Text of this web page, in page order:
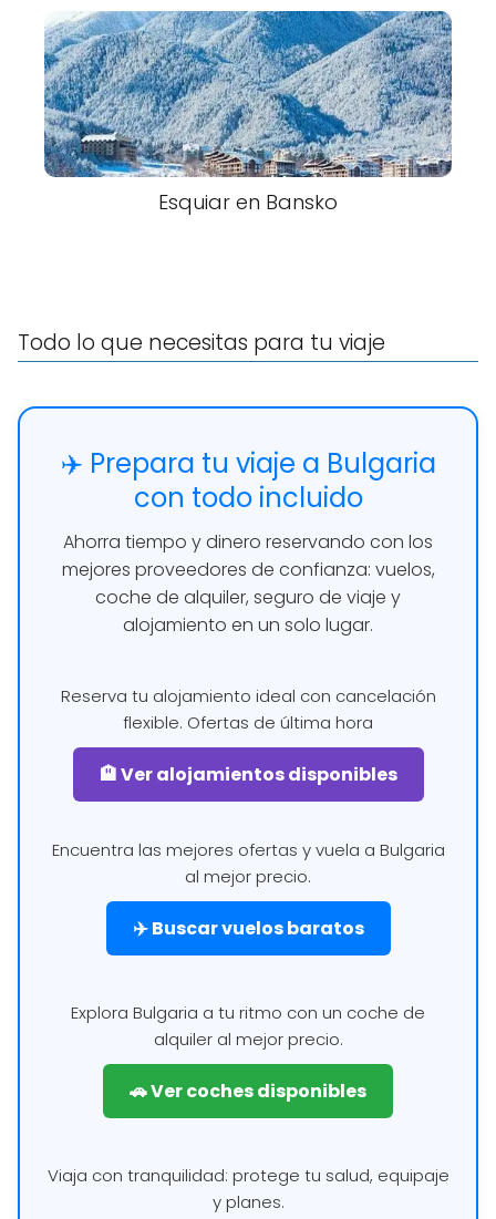
Esquiar en Bansko
Todo lo que necesitas para tu viaje
✈️ Prepara tu viaje a Bulgaria
con todo incluido
Ahorra tiempo y dinero reservando con los
mejores proveedores de confianza: vuelos,
coche de alquiler, seguro de viaje y
alojamiento en un solo lugar.
Reserva tu alojamiento ideal con cancelación
flexible. Ofertas de última hora
🏨 Ver alojamientos disponibles
Encuentra las mejores ofertas y vuela a Bulgaria
al mejor precio.
✈️ Buscar vuelos baratos
Explora Bulgaria a tu ritmo con un coche de
alquiler al mejor precio.
🚗 Ver coches disponibles
Viaja con tranquilidad: protege tu salud, equipaje
y planes.